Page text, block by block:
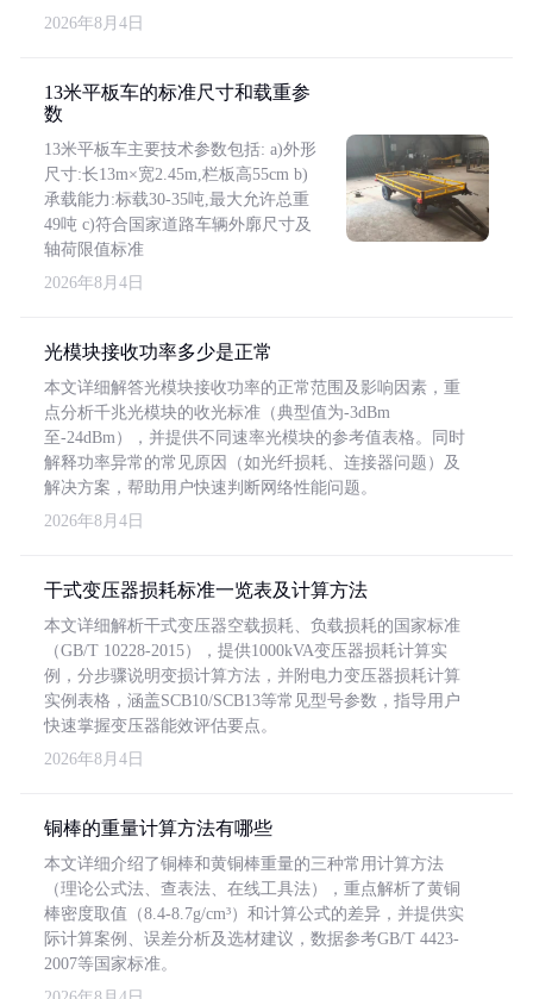
2026年8月4日
13米平板车的标准尺寸和载重参
数
13米平板车主要技术参数包括: a)外形
尺寸:长13m×宽2.45m,栏板高55cm b)
承载能力:标载30-35吨,最大允许总重
49吨 c)符合国家道路车辆外廓尺寸及
轴荷限值标准
2026年8月4日
光模块接收功率多少是正常
本文详细解答光模块接收功率的正常范围及影响因素，重
点分析千兆光模块的收光标准（典型值为-3dBm
至-24dBm），并提供不同速率光模块的参考值表格。同时
解释功率异常的常见原因（如光纤损耗、连接器问题）及
解决方案，帮助用户快速判断网络性能问题。
2026年8月4日
干式变压器损耗标准一览表及计算方法
本文详细解析干式变压器空载损耗、负载损耗的国家标准
（GB/T 10228-2015），提供1000kVA变压器损耗计算实
例，分步骤说明变损计算方法，并附电力变压器损耗计算
实例表格，涵盖SCB10/SCB13等常见型号参数，指导用户
快速掌握变压器能效评估要点。
2026年8月4日
铜棒的重量计算方法有哪些
本文详细介绍了铜棒和黄铜棒重量的三种常用计算方法
（理论公式法、查表法、在线工具法），重点解析了黄铜
棒密度取值（8.4-8.7g/cm³）和计算公式的差异，并提供实
际计算案例、误差分析及选材建议，数据参考GB/T 4423-
2007等国家标准。